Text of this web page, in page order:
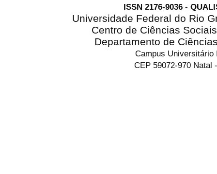
ISSN 2176-9036 -
Universidade Federal do Rio
Centro de Ciências
Departamento de
Campus Universitário
CEP 59072-970 Natal